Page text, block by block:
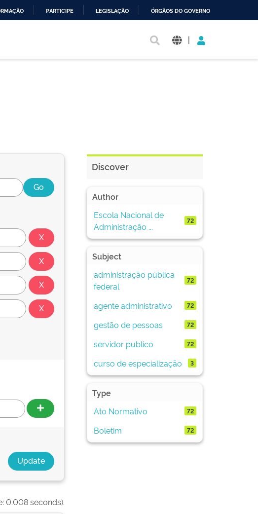
PARTICIPE LEGISLAÇÃO ÓRGÃOS DO GOVERNO
|
0.008 seconds).
Discover
Author
Escola Nacional de
Administração ...
72
Subject
administração pública
federal
72
agente administrativo 72
gestão de pessoas 72
servidor publico 72
curso de especialização 3
Type
Ato Normativo
72
Boletim 72